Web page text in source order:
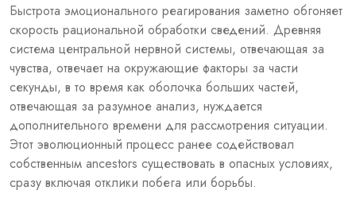
Быстрота эмоционального реагирования заметно обгоняет
скорость рациональной обработки сведений. Древняя
система центральной нервной системы, отвечающая за
чувства, отвечает на окружающие факторы за части
секунды, в то время как оболочка больших частей,
отвечающая за разумное анализ, нуждается
дополнительного времени для рассмотрения ситуации.
Этот эволюционный процесс ранее содействовал
собственным ancestors существовать в опасных условиях,
сразу включая отклики побега или борьбы.